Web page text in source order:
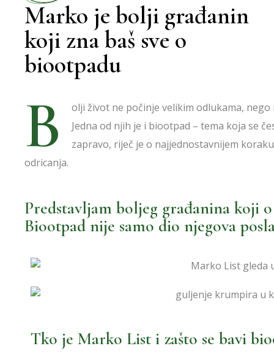
Marko je bolji građanin
koji zna baš sve o
biootpadu
B
olji život ne počinje velikim odlukama,
Jedna od njih je i biootpad – tema koja se
zapravo, riječ je o najjednostavnijem
odricanja.
Predstavljam boljeg građanina koji
Biootpad nije samo dio njegova
Tko je Marko List i zašto se bavi